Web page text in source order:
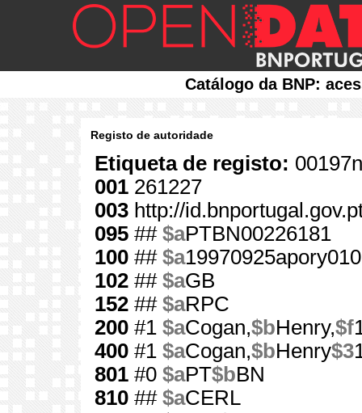
Catálogo da BNP:
Registo de autoridade
Etiqueta de registo:
001 261227
003 http://
095 ## $aPTBN00226181
100 ## $a
102 ## $aGB
152 ## $aRPC
200 #1 $aCogan,$bHenry,$f
400 #1 $aCogan,$bHenry$3
801 #0 $aPT$bBN
810 ## $aCERL